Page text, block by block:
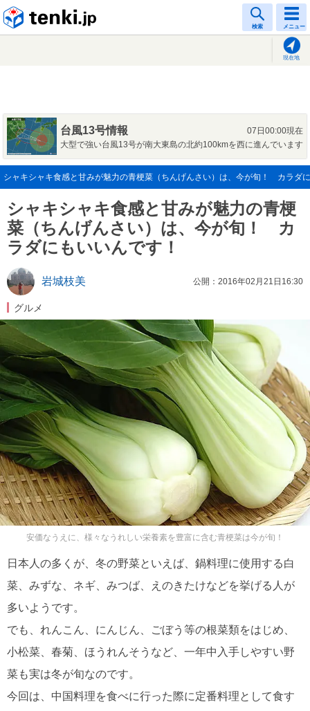
検索 メニュー
現在地
台風13号情報
07日00:00現在
大型で強い台風13号が南大東島の北約100kmを西に進んでいます
シャキシャキ食感と甘みが魅力の青梗菜（ちんげんさい）は、今が旬！ カラダ
シャキシャキ食感と甘みが魅力の青梗
菜（ちんげんさい）は、今が旬！ カ
ラダにもいいんです！
岩城枝美 公開：2016年02月21日16:30
グルメ
安価なうえに、様々なうれしい栄養素を豊富に含む青梗菜は今が旬！
日本人の多くが、冬の野菜といえば、鍋料理に使用する白
菜、みずな、ネギ、みつば、えのきたけなどを挙げる人が
多いようです。
でも、れんこん、にんじん、ごぼう等の根菜類をはじめ、
小松菜、春菊、ほうれんそうなど、一年中入手しやすい野
菜も実は冬が旬なのです。
今回は、中国料理を食べに行った際に定番料理として食す